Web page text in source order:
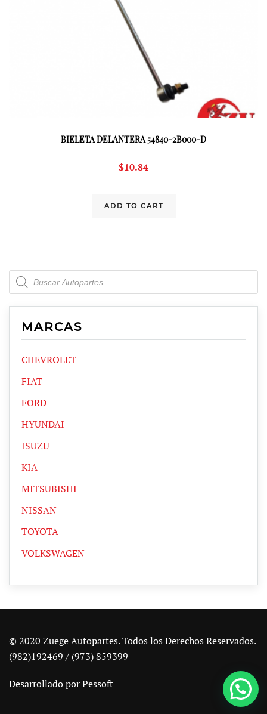
BIELETA DELANTERA 54840-2B000-D
$10.84
ADD TO CART
Products
search
MARCAS
CHEVROLET
FIAT
FORD
HYUNDAI
ISUZU
KIA
MITSUBISHI
NISSAN
TOYOTA
VOLKSWAGEN
© 2020 Zuege Autopartes. Todos los Derechos Reservados.
(982)192469 / (973) 859399
Desarrollado porPessoft